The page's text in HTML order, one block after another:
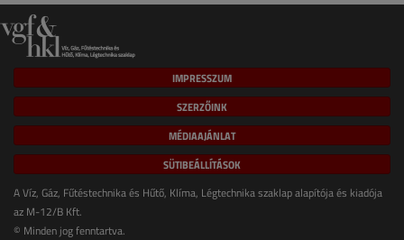
IMPRESSZUM
SZERZŐINK
MÉDIAAJÁNLAT
SÜTIBEÁLLÍTÁSOK
A Víz, Gáz, Fűtéstechnika és Hűtő, Klíma, Légtechnika szaklap alapítója és kiadója
az M-12/B Kft.
© Minden jog fenntartva.